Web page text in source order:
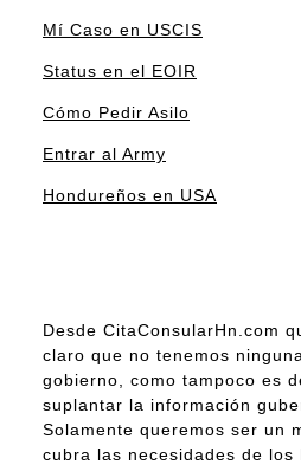
Mí Caso en USCIS
Status en el EOIR
Cómo Pedir Asilo
Entrar al Army
Hondureños en USA
Desde CitaConsularHn.com
claro que no tenemos
gobierno, como tampoco es
suplantar la información
Solamente queremos ser un
cubra las necesidades de los